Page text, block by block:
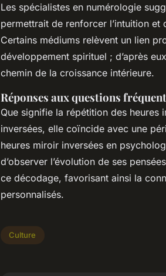
Les spécialistes en numérologie
permettrait de renforcer l’intuition et
Certains médiums relèvent un lien
développement spirituel ; d’après
chemin de la croissance intérieure.
Réponses aux questions
Que signifie la répétition des heures
inversées, elle coïncide avec une
heures miroir inversées en
d’observer l’évolution de ses
ce décodage, favorisant ainsi la
personnalisés.
Culture